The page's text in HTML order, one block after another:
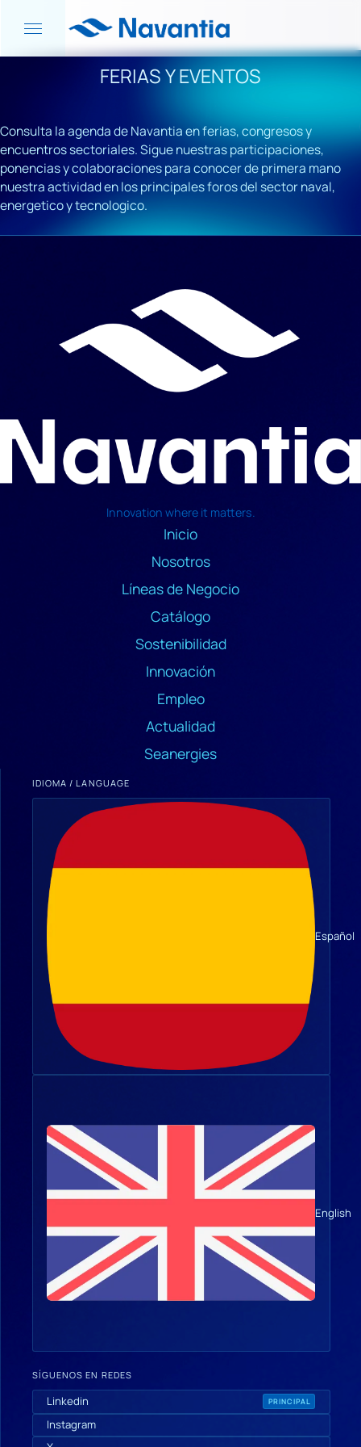
FERIAS Y EVENTOS
Consulta la agenda de Navantia en ferias, congresos y
encuentros sectoriales. Sigue nuestras participaciones,
ponencias y colaboraciones para conocer de primera mano
nuestra actividad en los principales foros del sector naval,
energetico y tecnologico.
Innovation where it matters.
Inicio
Nosotros
Líneas de Negocio
Catálogo
Sostenibilidad
Innovación
Empleo
Actualidad
Seanergies
IDIOMA / LANGUAGE
Español
English
SÍGUENOS EN REDES
Linkedin PRINCIPAL
Instagram